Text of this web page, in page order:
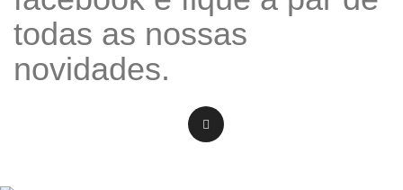
todas as nossas
novidades.